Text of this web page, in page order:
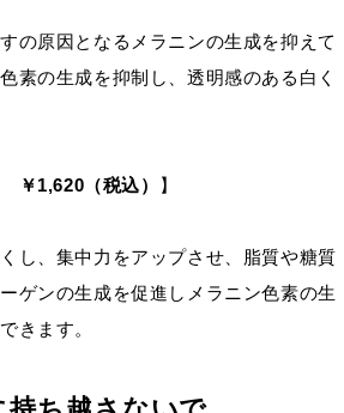
の原因となるメラニンの生成を抑えて
素の生成を抑制し、透明感のある白く
1,620（税込） 】
し、集中力をアップさせ、脂質や糖質
ゲンの生成を促進しメラニン色素の生
きます。